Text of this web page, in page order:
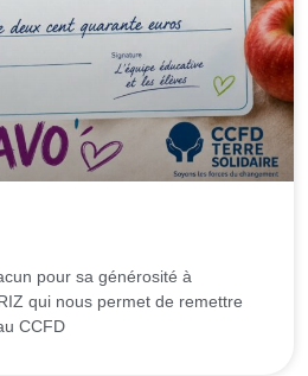
pour sa générosité à
qui nous permet de remettre
CCFD